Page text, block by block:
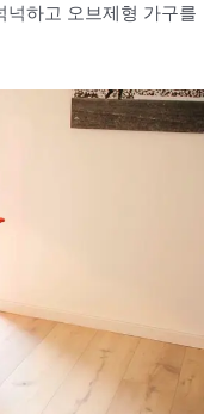
하고 오브제형 가구를